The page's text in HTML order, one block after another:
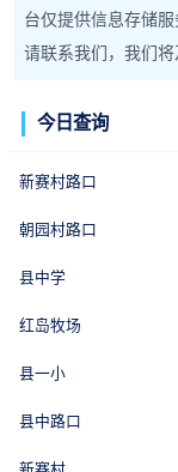
台仅提供信息存储
请联系我们，我们将
今日查询
新赛村路口
朝园村路口
县中学
红岛牧场
县一小
县中路口